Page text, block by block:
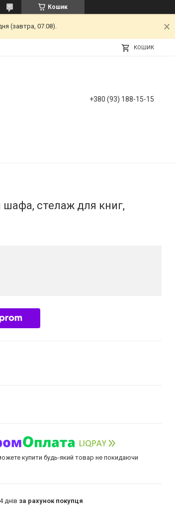
Кошик
(завтра, 07.08).
КОШИК
+380 (93) 188-15-15
стелаж для книг,
купити будь-який товар не покидаючи
днів за рахунок покупця